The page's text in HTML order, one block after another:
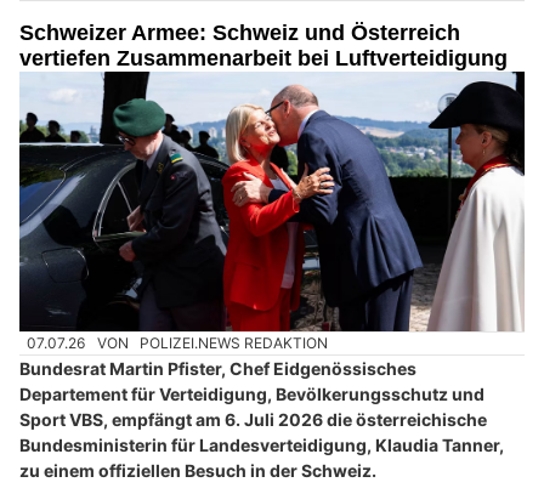
Schweizer Armee: Schweiz und Österreich
vertiefen Zusammenarbeit bei Luftverteidigung
07.07.26 VON POLIZEI.NEWS REDAKTION
Bundesrat Martin Pfister, Chef Eidgenössisches
Departement für Verteidigung, Bevölkerungsschutz und
Sport VBS, empfängt am 6. Juli 2026 die österreichische
Bundesministerin für Landesverteidigung, Klaudia Tanner,
zu einem offiziellen Besuch in der Schweiz.